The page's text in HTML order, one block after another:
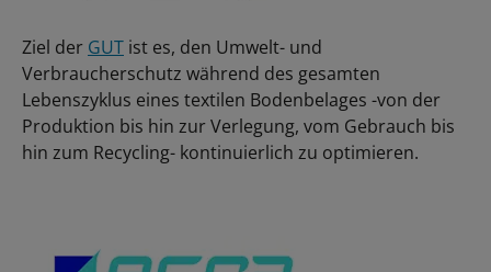
Ziel der GUT ist es, den Umwelt- und
Verbraucherschutz während des gesamten
Lebenszyklus eines textilen Bodenbelages -von der
Produktion bis hin zur Verlegung, vom Gebrauch bis
hin zum Recycling- kontinuierlich zu optimieren.